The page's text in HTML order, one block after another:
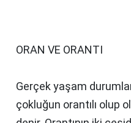
ORAN VE ORANTI
Gerçek yaşam
çokluğun orantılı olup